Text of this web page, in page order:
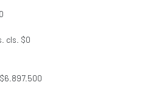
cls. $0